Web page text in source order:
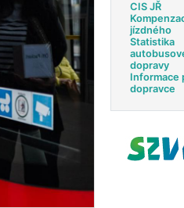
CIS JŘ
jízdného
Statistika
dopravy
Informace
dopravce